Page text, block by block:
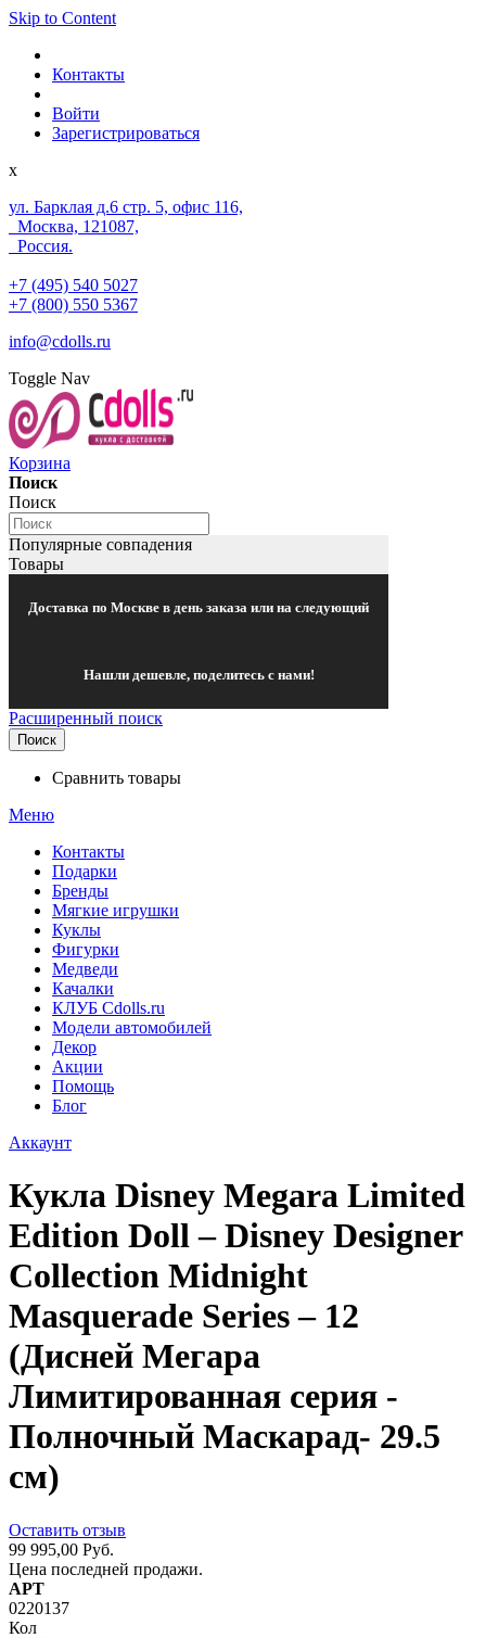
Skip to Content
Контакты
Войти
Зарегистрироваться
x
ул. Барклая д.6 стр. 5, офис 116,
Москва, 121087,
Россия.
+7 (495) 540 5027
+7 (800) 550 5367
info@cdolls.ru
Toggle Nav
Корзина
Поиск
Поиск
Популярные совпадения
Товары
Доставка по Москве в день заказа или на следующий
Нашли дешевле, поделитесь с нами!
Расширенный поиск
Поиск
Сравнить товары
Меню
Контакты
Подарки
Бренды
Мягкие игрушки
Куклы
Фигурки
Медведи
Качалки
КЛУБ Cdolls.ru
Модели автомобилей
Декор
Акции
Помощь
Блог
Аккаунт
Кукла Disney Megara Limited
Edition Doll – Disney Designer
Collection Midnight
Masquerade Series – 12
(Дисней Мегара
Лимитированная серия -
Полночный Маскарад- 29.5
см)
Оставить отзыв
99 995,00 Руб.
Цена последней продажи.
АРТ
0220137
Кол